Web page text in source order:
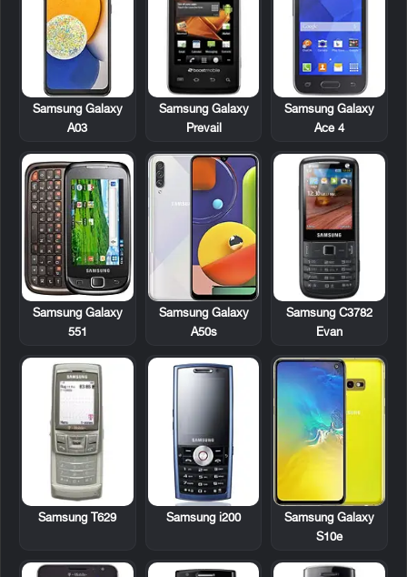
Samsung Galaxy
Ace 4
Samsung Galaxy
Prevail
Samsung Galaxy
A03
Samsung C3782
Evan
Samsung Galaxy
A50s
Samsung Galaxy
551
Samsung Galaxy
S10e
Samsung i200
Samsung T629